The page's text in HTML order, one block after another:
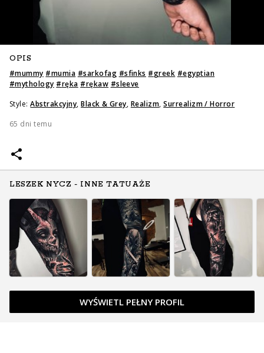
OPIS
#mummy #mumia #sarkofag #sfinks #greek #egyptian
#mythology #ręka #rękaw #sleeve
Style: Abstrakcyjny,Black & Grey, Realizm,Surrealizm / Horror
65 dni temu
LESZEK NYCZ - INNE TATUAŻE
WYŚWIETL PEŁNY PROFIL